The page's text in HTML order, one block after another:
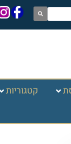
קטגוריות